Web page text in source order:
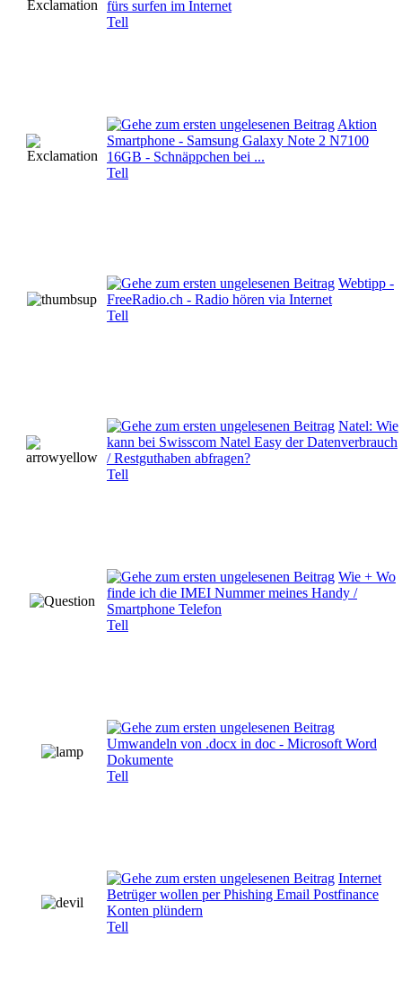
fürs surfen im Internet
Tell
Aktion
Smartphone - Samsung Galaxy Note 2 N7100
16GB - Schnäppchen bei ...
Tell
Webtipp -
FreeRadio.ch - Radio hören via Internet
Tell
Natel: Wie
kann bei Swisscom Natel Easy der Datenverbrauch
/ Restguthaben abfragen?
Tell
Wie + Wo
finde ich die IMEI Nummer meines Handy /
Smartphone Telefon
Tell
Umwandeln von .docx in doc - Microsoft Word
Dokumente
Tell
Internet
Betrüger wollen per Phishing Email Postfinance
Konten plündern
Tell